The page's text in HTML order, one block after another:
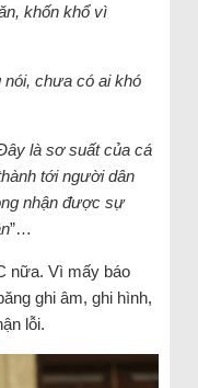
khốn khổ vì
nói, chưa có ai khó
là sơ suất của cá
tới người dân
nhận được sự
”…
nữa. Vì mấy báo
ghi âm, ghi hình,
lỗi.